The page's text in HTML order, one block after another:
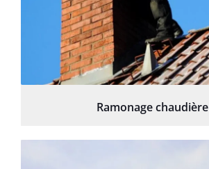
Ramonage chaudière